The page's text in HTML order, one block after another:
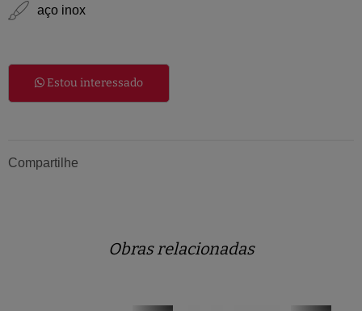
aço inox
Estou interessado
Compartilhe
Obras relacionadas